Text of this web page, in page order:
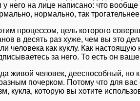
у него на лице написано: что
нормально, так
процессом, цель которого
в десять раз хуже, чем вы это
человека как куклу. Как
за него. То есть он
живой человек, дееспособный, но
почерком. Потому что для
кукла, которую вы хотите